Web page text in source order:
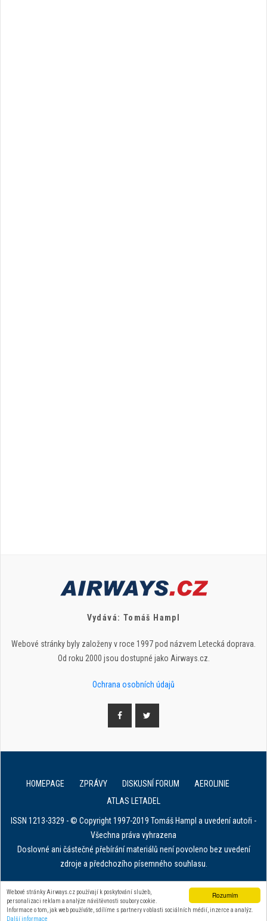
Rozumím
Webové stránky Airways.cz používají k poskytování služeb,
personalizaci reklam a analýze návštěvnosti soubory cookie.
Informace o tom, jak web používáte, sdílíme s partnery v oblasti sociálních médií, inzerce a analýz.
Další informace
Vydává: Tomáš Hampl
Webové stránky byly založeny v roce 1997 pod názvem Letecká doprava.
Od roku 2000 jsou dostupné jako Airways.cz.
Ochrana osobních údajů
HOMEPAGE ZPRÁVY DISKUSNÍ FORUM
AEROLINIE
ATLAS LETADEL
ISSN 1213-3329 - © Copyright 1997-2019 Tomáš Hampl a uvedení autoři -
Všechna práva vyhrazena
Doslovné ani částečné přebírání materiálů není povoleno bez uvedení
zdroje a předchozího písemného souhlasu.
E. in ART for african IVF clinics
Zařízení na stahování dat z tachografu